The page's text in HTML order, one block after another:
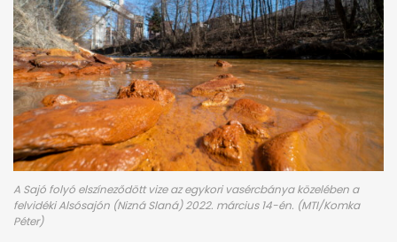
A Sajó folyó elszíneződött vize az egykori vasércbánya közelében a
felvidéki Alsósajón (Nizná Slaná) 2022. március 14-én. (MTI/Komka
Péter)